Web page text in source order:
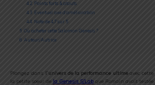
4.2 Points forts & atouts
4.3 Eventuel axe d’amélioration
4.4 Note de 4,7 sur 5
5 Où acheter cette Salomon Genesis ?
6 Auteur/Autrice
Plongez dans l’univers de la performance ultimeavec cette
la petite soeur de la Genesis S/Lab que Romain avait testée.